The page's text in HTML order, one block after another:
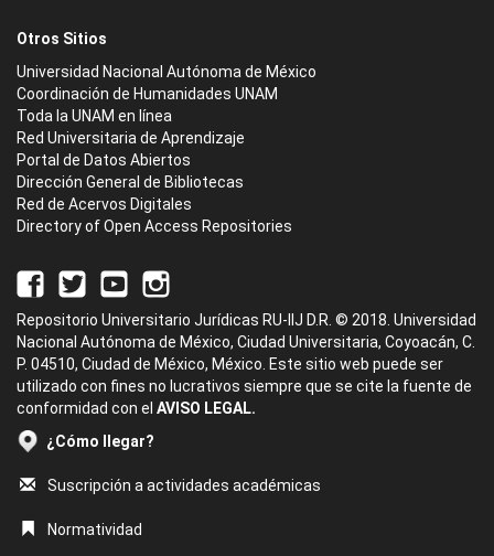
Otros Sitios
Universidad Nacional Autónoma de México
Coordinación de Humanidades UNAM
Toda la UNAM en línea
Red Universitaria de Aprendizaje
Portal de Datos Abiertos
Dirección General de Bibliotecas
Red de Acervos Digitales
Directory of Open Access Repositories
Repositorio Universitario Jurídicas RU-IIJ D.R. © 2018. Universidad
Nacional Autónoma de México, Ciudad Universitaria, Coyoacán, C.
P. 04510, Ciudad de México, México. Este sitio web puede ser
utilizado con fines no lucrativos siempre que se cite la fuente de
conformidad con el AVISO LEGAL.
¿Cómo llegar?
Suscripción a actividades académicas
Normatividad